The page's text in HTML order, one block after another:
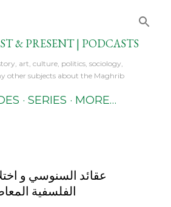
& PRESENT | PODCASTS
art, culture, politics, sociology,
other subjects about the Maghrib
SERIES MORE…
عقائد السنوسي و
الفلسفية